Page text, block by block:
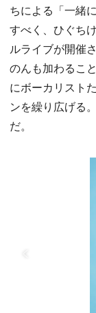
ちによる「一緒
すべく、ひぐち
ルライブが開催
のんも加わるこ
にボーカリスト
ンを繰り広げる
だ。